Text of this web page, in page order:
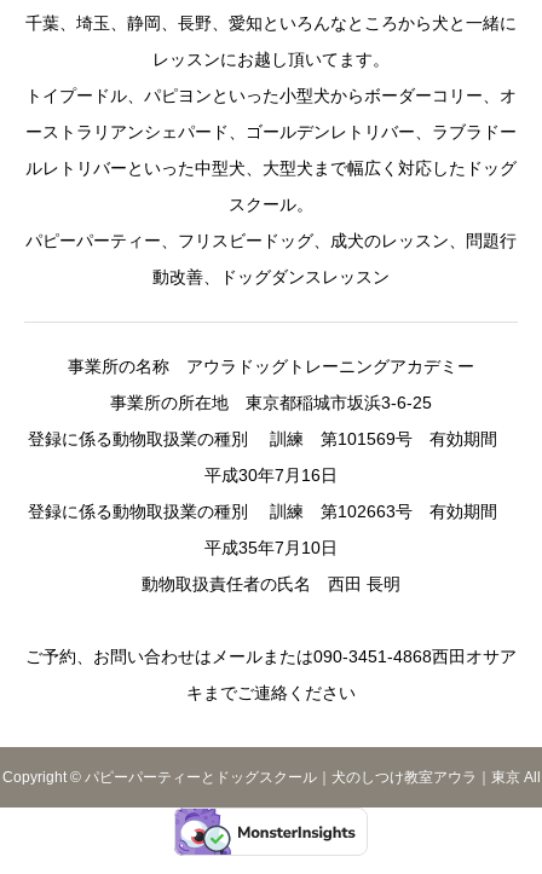
千葉、埼玉、静岡、長野、愛知といろんなところから犬と一緒に
レッスンにお越し頂いてます。
トイプードル、パピヨンといった小型犬からボーダーコリー、オ
ーストラリアンシェパード、ゴールデンレトリバー、ラブラドー
ルレトリバーといった中型犬、大型犬まで幅広く対応したドッグ
スクール。
パピーパーティー、フリスビードッグ、成犬のレッスン、問題行
動改善、ドッグダンスレッスン
事業所の名称 アウラドッグトレーニングアカデミー
事業所の所在地 東京都稲城市坂浜3-6-25
登録に係る動物取扱業の種別 訓練 第101569号 有効期間
平成30年7月16日
登録に係る動物取扱業の種別 訓練 第102663号 有効期間
平成35年7月10日
動物取扱責任者の氏名 西田 長明
ご予約、お問い合わせはメールまたは090-3451-4868西田オサア
キまでご連絡ください
Copyright © パピーパーティーとドッグスクール｜犬のしつけ教室アウラ｜東京 All
Rights Reserved.